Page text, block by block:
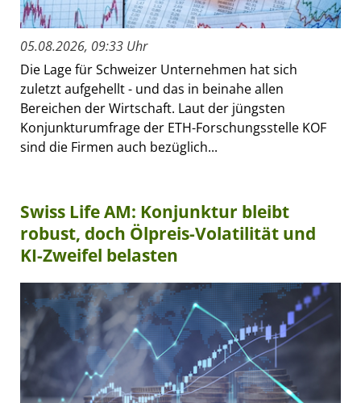
05.08.2026, 09:33 Uhr
Die Lage für Schweizer Unternehmen hat sich
zuletzt aufgehellt - und das in beinahe allen
Bereichen der Wirtschaft. Laut der jüngsten
Konjunkturumfrage der ETH-Forschungsstelle KOF
sind die Firmen auch bezüglich...
Swiss Life AM: Konjunktur bleibt
robust, doch Ölpreis-Volatilität und
KI-Zweifel belasten